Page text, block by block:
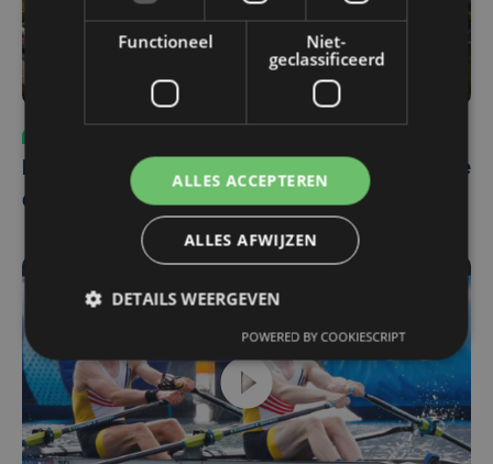
Roeister Cato Vanheste pakt goud op Coupe
de la Jeunesse
Functioneel
Niet-
geclassificeerd
ALLES ACCEPTEREN
ALLES AFWIJZEN
DETAILS WEERGEVEN
POWERED BY COOKIESCRIPT